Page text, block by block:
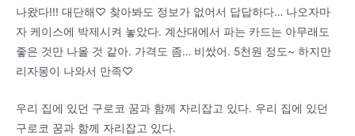
나왔다!!! 대단해♡ 찾아봐도 정보가 없어서 답답하다… 나오자마
자 케이스에 박제시켜 놓았다. 계산대에서 파는 카드는 아무래도
좋은 것만 나올 것 같아. 가격도 좀… 비쌌어. 5천원 정도~ 하지만
리자몽이 나와서 만족♡
우리 집에 있던 구로코 꿈과 함께 자리잡고 있다. 우리 집에 있던
구로코 꿈과 함께 자리잡고 있다.